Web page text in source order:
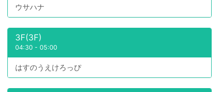
ウサハナ
3F(3F)
04:30 - 05:00
はすのうえけろっぴ